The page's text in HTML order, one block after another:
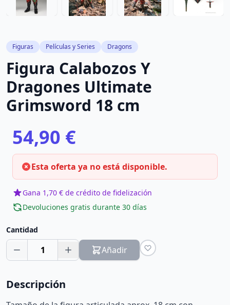
Figuras Películas y Series Dragons
Figura Calabozos Y
Dragones Ultimate
Grimsword 18 cm
54,90 €
Esta oferta ya no está disponible.
Gana 1,70 € de crédito de fidelización
Devoluciones gratis durante 30 días
Cantidad
1 Añadir
Descripción